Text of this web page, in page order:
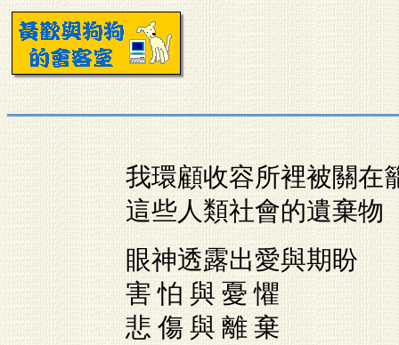
我環顧收容所裡被關在
這些人類社會的遺棄物
眼神透露出愛與期盼
害 怕 與 憂 懼
悲 傷 與 離 棄